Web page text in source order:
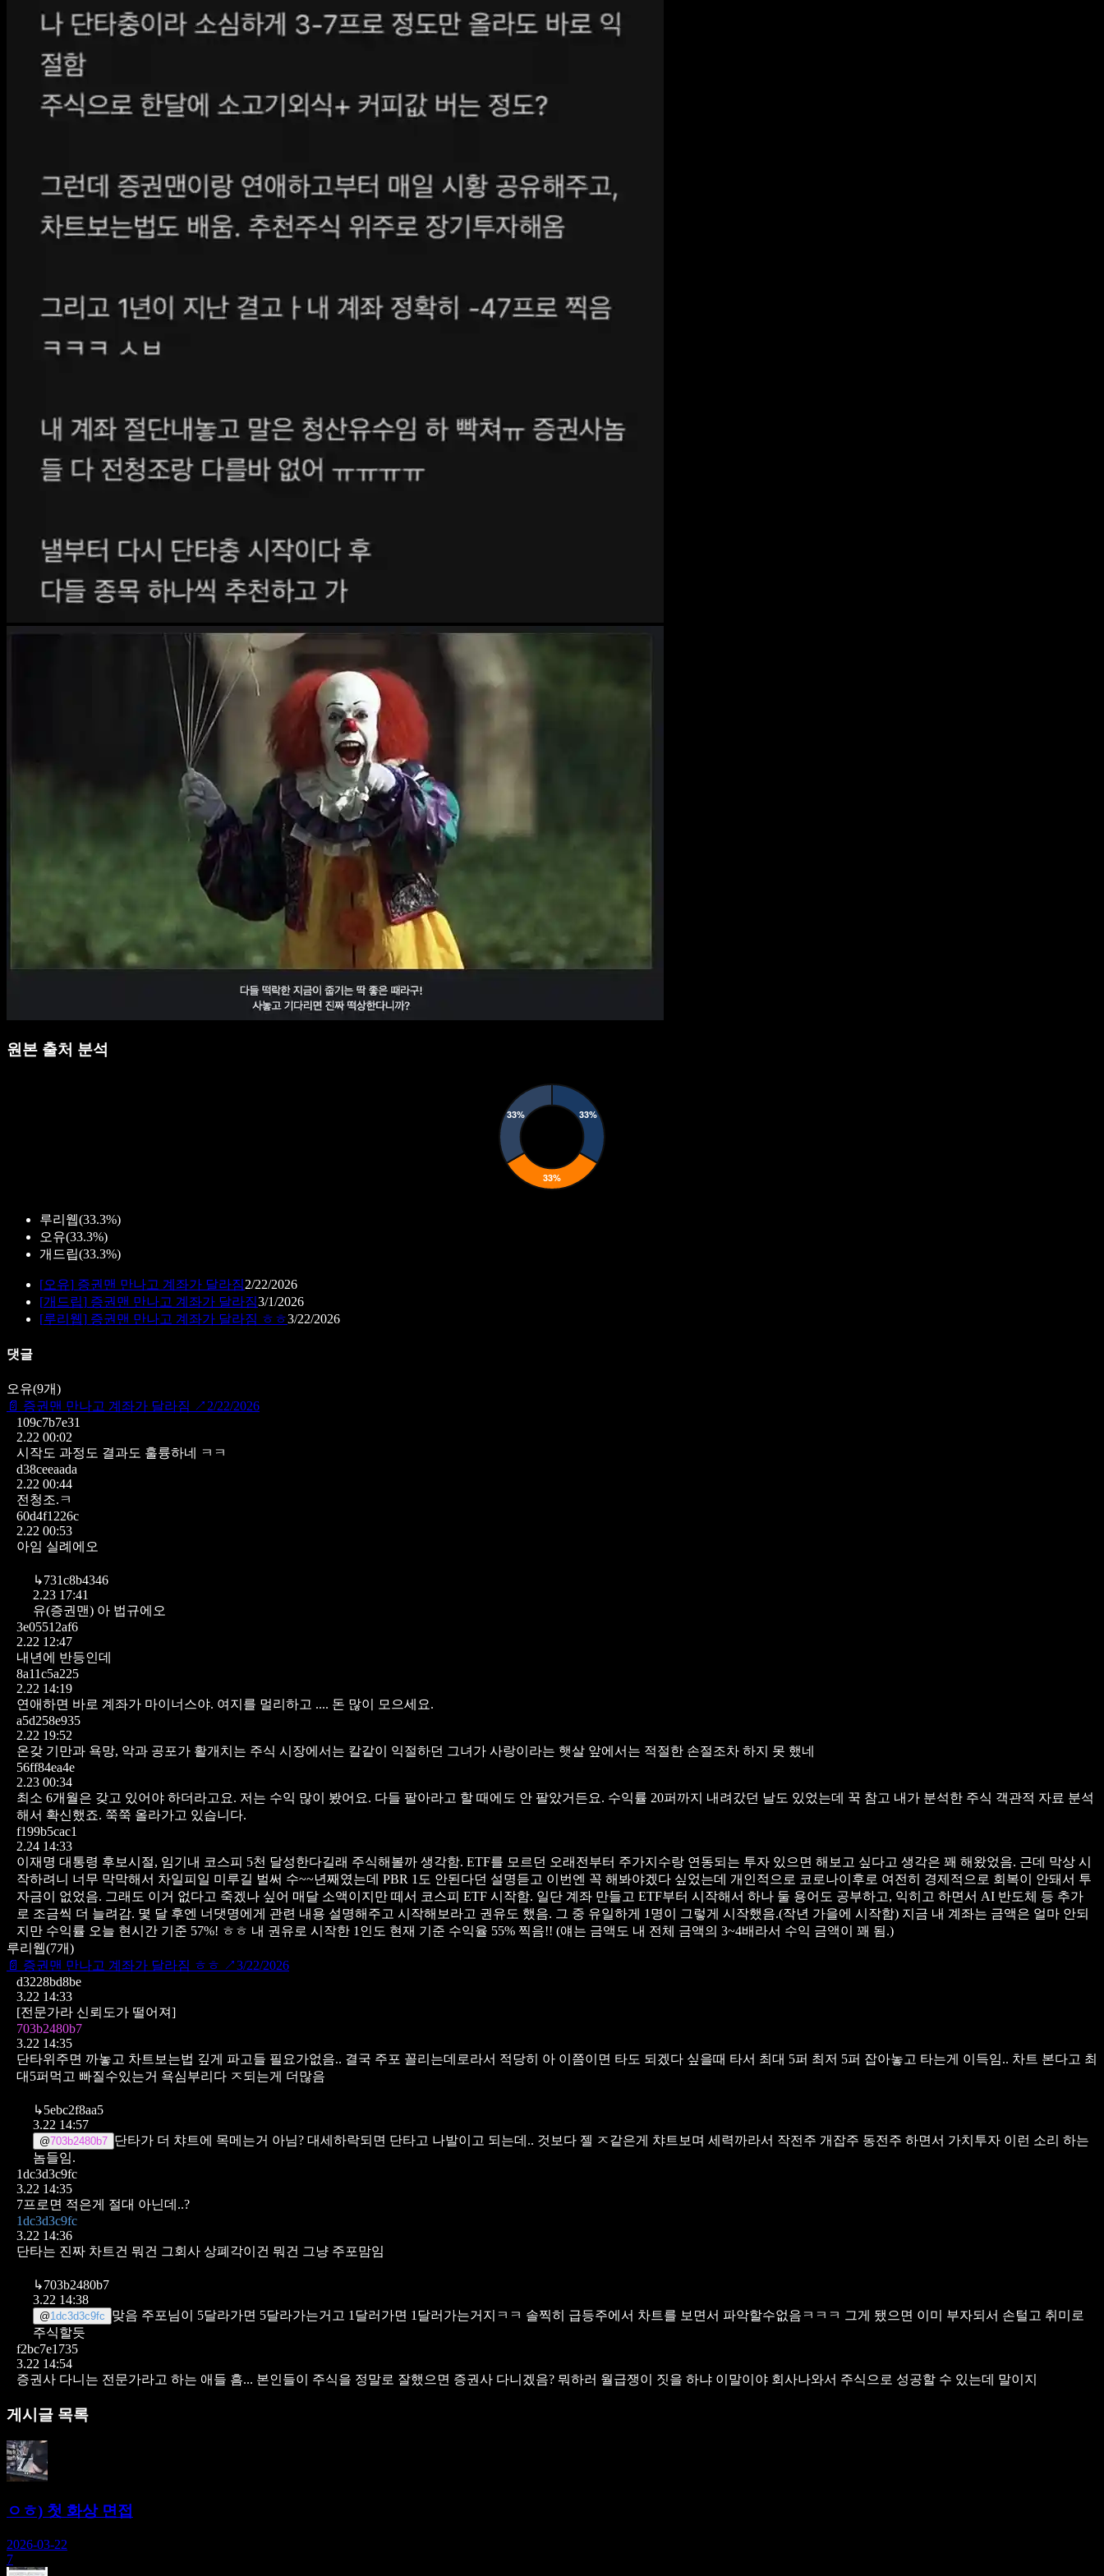
원본 출처 분석
루리웹(33.3%)
오유(33.3%)
개드립(33.3%)
[오유] 증권맨 만나고 계좌가 달라짐2/22/2026
[개드립] 증권맨 만나고 계좌가 달라짐3/1/2026
[루리웹] 증권맨 만나고 계좌가 달라짐 ㅎㅎ3/22/2026
댓글
오유(9개)
📄 증권맨 만나고 계좌가 달라짐 ↗ 2/22/2026
109c7b7e31
2.22 00:02
시작도 과정도 결과도 훌륭하네 ㅋㅋ
d38ceeaada
2.22 00:44
전청조.ㅋ
60d4f1226c
2.22 00:53
아임 실례에오
↳731c8b4346
2.23 17:41
유(증권맨) 아 법규에오
3e05512af6
2.22 12:47
내년에 반등인데
8a11c5a225
2.22 14:19
연애하면 바로 계좌가 마이너스야. 여지를 멀리하고 .... 돈 많이 모으세요.
a5d258e935
2.22 19:52
온갖 기만과 욕망, 악과 공포가 활개치는 주식 시장에서는 칼같이 익절하던 그녀가 사랑이라는 햇살 앞에서는 적절한 손절조차 하지 못 했네
56ff84ea4e
2.23 00:34
최소 6개월은 갖고 있어야 하더라고요. 저는 수익 많이 봤어요. 다들 팔아라고 할 때에도 안 팔았거든요. 수익률 20퍼까지 내려갔던 날도 있었는데 꾹 참고 내가 분석한 주식 객관적 자료 분석
해서 확신했죠. 쭉쭉 올라가고 있습니다.
f199b5cac1
2.24 14:33
이재명 대통령 후보시절, 임기내 코스피 5천 달성한다길래 주식해볼까 생각함. ETF를 모르던 오래전부터 주가지수랑 연동되는 투자 있으면 해보고 싶다고 생각은 꽤 해왔었음. 근데 막상 시
작하려니 너무 막막해서 차일피일 미루길 벌써 수~~년째였는데 PBR 1도 안된다던 설명듣고 이번엔 꼭 해봐야겠다 싶었는데 개인적으로 코로나이후로 여전히 경제적으로 회복이 안돼서 투
자금이 없었음. 그래도 이거 없다고 죽겠나 싶어 매달 소액이지만 떼서 코스피 ETF 시작함. 일단 계좌 만들고 ETF부터 시작해서 하나 둘 용어도 공부하고, 익히고 하면서 AI 반도체 등 추가
로 조금씩 더 늘려감. 몇 달 후엔 너댓명에게 관련 내용 설명해주고 시작해보라고 권유도 했음. 그 중 유일하게 1명이 그렇게 시작했음.(작년 가을에 시작함) 지금 내 계좌는 금액은 얼마 안되
지만 수익률 오늘 현시간 기준 57%! ㅎㅎ 내 권유로 시작한 1인도 현재 기준 수익율 55% 찍음!! (얘는 금액도 내 전체 금액의 3~4배라서 수익 금액이 꽤 됨.)
루리웹(7개)
📄 증권맨 만나고 계좌가 달라짐 ㅎㅎ ↗3/22/2026
d3228bd8be
3.22 14:33
[전문가라 신뢰도가 떨어져]
703b2480b7
3.22 14:35
단타위주면 까놓고 차트보는법 깊게 파고들 필요가없음.. 결국 주포 꼴리는데로라서 적당히 아 이쯤이면 타도 되겠다 싶을때 타서 최대 5퍼 최저 5퍼 잡아놓고 타는게 이득임.. 차트 본다고 최
대5퍼먹고 빠질수있는거 욕심부리다 ㅈ되는게 더많음
↳5ebc2f8aa5
3.22 14:57
@703b2480b7 단타가 더 챠트에 목메는거 아님? 대세하락되면 단타고 나발이고 되는데.. 것보다 젤 ㅈ같은게 챠트보며 세력까라서 작전주 개잡주 동전주 하면서 가치투자 이런 소리 하는
놈들임.
1dc3d3c9fc
3.22 14:35
7프로면 적은게 절대 아닌데..?
1dc3d3c9fc
3.22 14:36
단타는 진짜 차트건 뭐건 그회사 상폐각이건 뭐건 그냥 주포맘임
↳703b2480b7
3.22 14:38
@1dc3d3c9fc 맞음 주포님이 5달라가면 5달라가는거고 1달러가면 1달러가는거지ㅋㅋ 솔찍히 급등주에서 차트를 보면서 파악할수없음ㅋㅋㅋ 그게 됐으면 이미 부자되서 손털고 취미로
주식할듯
f2bc7e1735
3.22 14:54
증권사 다니는 전문가라고 하는 애들 흠... 본인들이 주식을 정말로 잘했으면 증권사 다니겠음? 뭐하러 월급쟁이 짓을 하냐 이말이야 회사나와서 주식으로 성공할 수 있는데 말이지
게시글 목록
ㅇㅎ) 첫 화상 면접
2026-03-22
7